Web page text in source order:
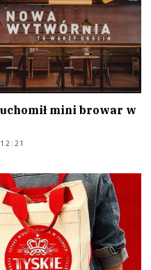
mini browar w